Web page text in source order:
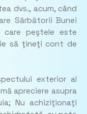
dvs., acum, când
Sărbătorii Bunei
care peştele este
să ţineţi cont de
exterior al
apreciere asupra
Nu achiziţionaţi